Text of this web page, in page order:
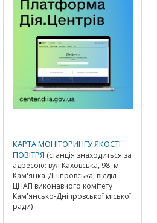
КАРТА МОНІТОРИНГУ ЯКОСТІ
ПОВІТРЯ (станція знаходиться за
адресою: вул Каховська, 98, м.
Кам'янка-Дніпровська, відділ
ЦНАП виконавчого комітету
Кам'янсько-Дніпровської міської
ради)